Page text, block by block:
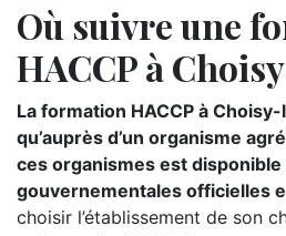
Où suivre une
HACCP à
La formation HACCP à
qu’auprès d’un organisme
ces organismes est
gouvernementales officielles
choisir l’établissement de son